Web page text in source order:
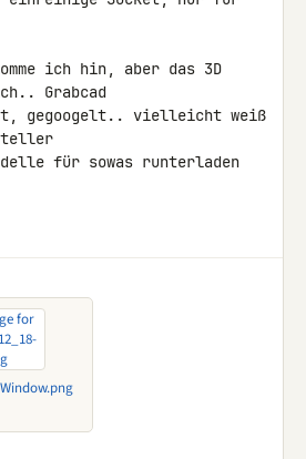
ich hin, aber das 3D
Grabcad
gegoogelt.. vielleicht weiß
für sowas runterladen